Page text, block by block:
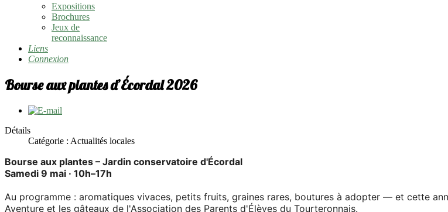
Expositions
Brochures
Jeux de
reconnaissance
Liens
Connexion
Bourse aux plantes d’Écordal 2026
Détails
Catégorie : Actualités locales
Bourse aux plantes – Jardin conservatoire d'Écordal
Samedi 9 mai · 10h–17h
Au programme : aromatiques vivaces, petits fruits, graines rares, boutures à adopter — et cette
Aventure et les gâteaux de l'Association des Parents d'Élèves du Tourteronnais.